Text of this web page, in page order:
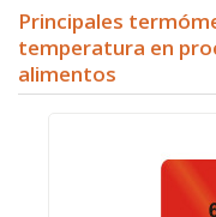
Principales
temperatura en
alimentos